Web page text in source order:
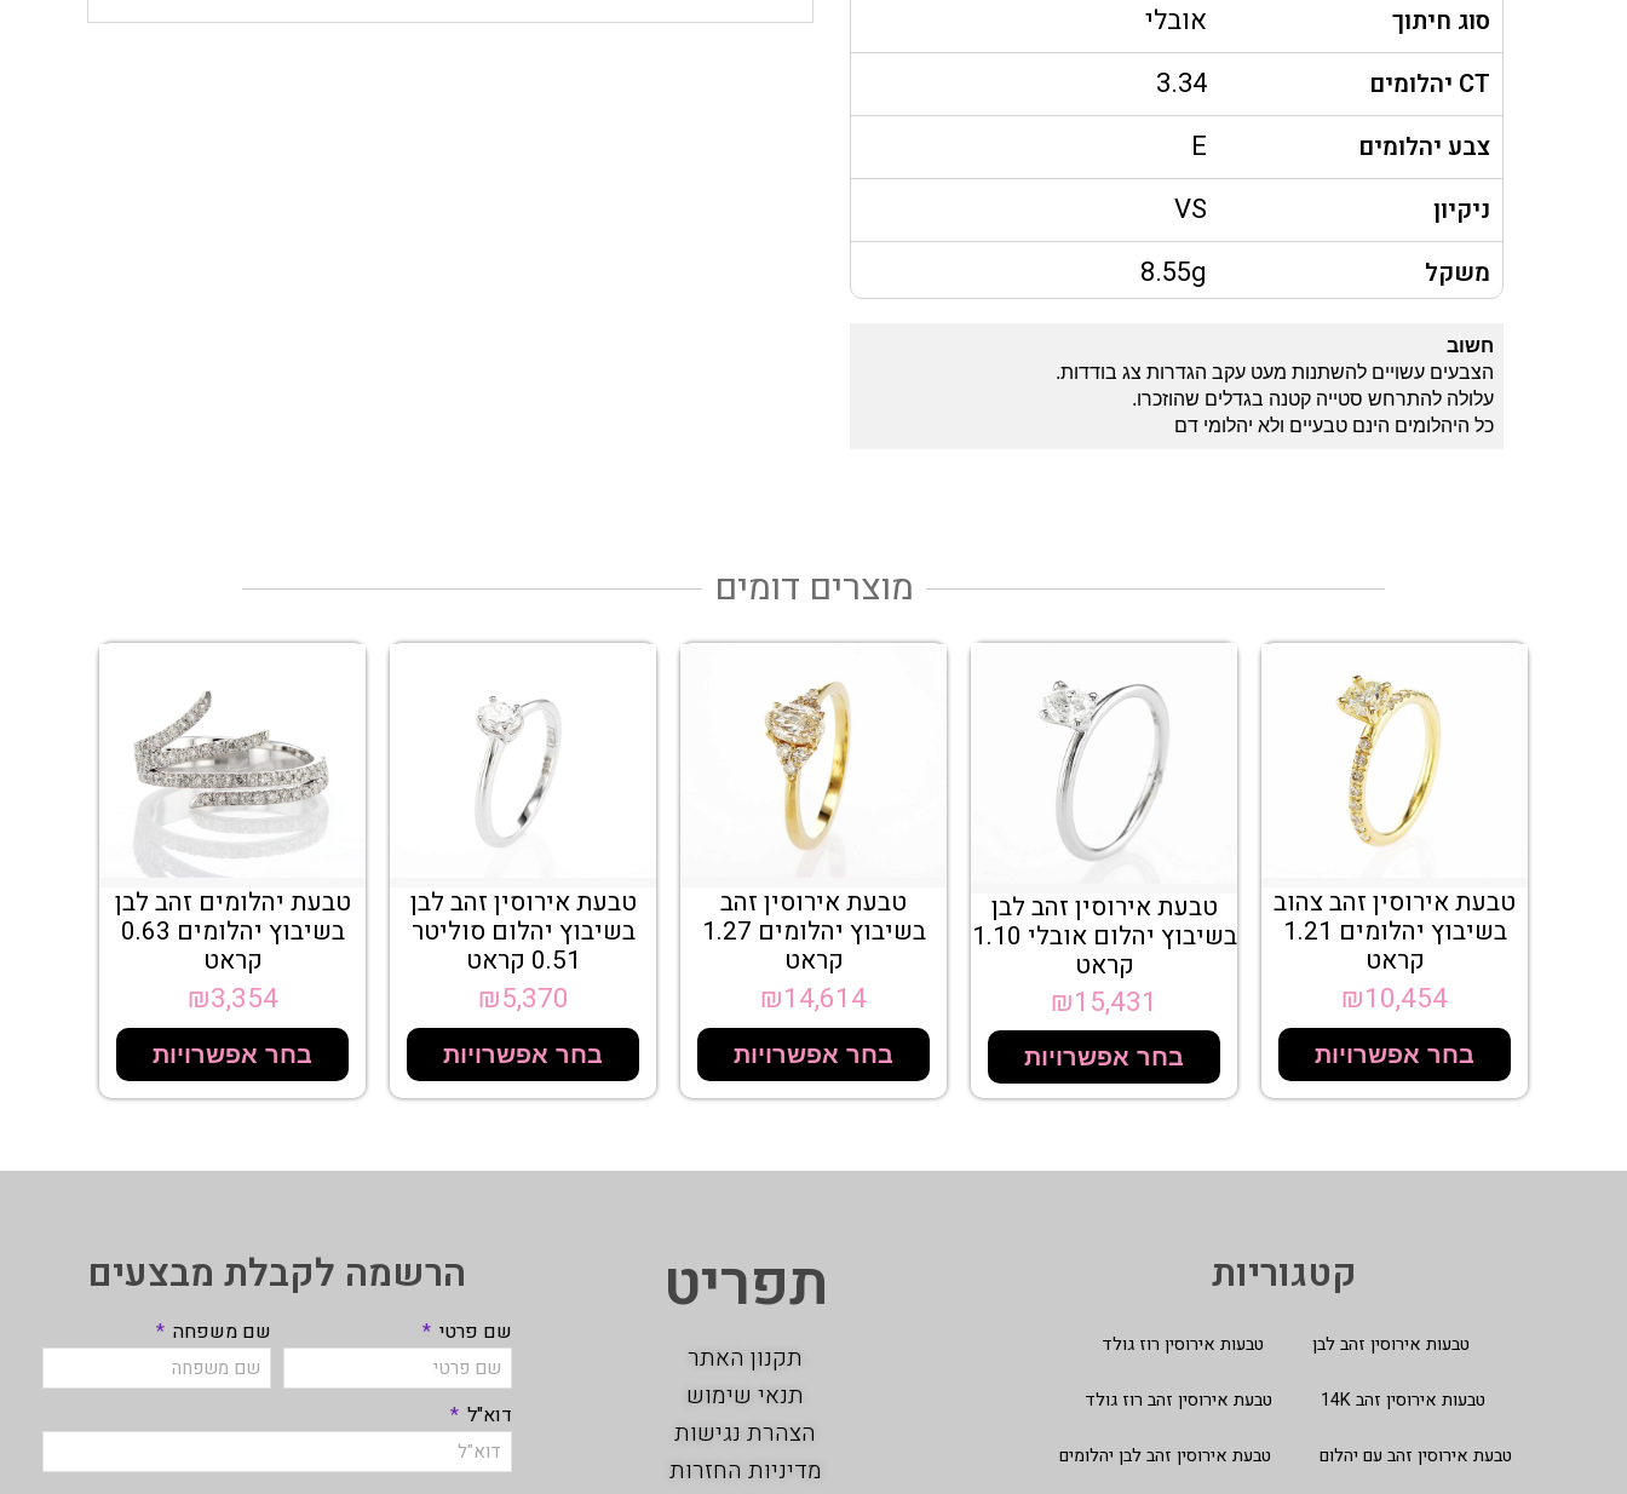
סוג חיתוך אובלי
CT יהלומים 3.34
צבע יהלומים E
ניקיון VS
משקל 8.55g
חשוב
הצבעים עשויים להשתנות מעט עקב הגדרות צג בודדות.
עלולה להתרחש סטייה קטנה בגדלים שהוזכרו.
כל היהלומים הינם טבעיים ולא יהלומי דם
מוצרים דומים
טבעת אירוסין זהב צהוב
בשיבוץ יהלומים 1.21
קראט
₪10,454
בחר אפשרויות
טבעת אירוסין זהב לבן
בשיבוץ יהלום אובלי 1.10
קראט
₪15,431
בחר אפשרויות
טבעת אירוסין זהב
בשיבוץ יהלומים 1.27
קראט
₪14,614
בחר אפשרויות
טבעת אירוסין זהב לבן
בשיבוץ יהלום סוליטר
0.51 קראט
₪5,370
בחר אפשרויות
טבעת יהלומים זהב לבן
בשיבוץ יהלומים 0.63
קראט
₪3,354
בחר אפשרויות
קטגוריות
טבעות אירוסין זהב לבן טבעות אירוסין רוז גולד
טבעות אירוסין זהב 14K טבעת אירוסין זהב רוז גולד
טבעת אירוסין זהב עם יהלום טבעת אירוסין זהב לבן יהלומים
תפריט
תקנון האתר
תנאי שימוש
הצהרת נגישות
מדיניות החזרות
הרשמה לקבלת מבצעים
שם פרטי שם משפחה
דוא"ל